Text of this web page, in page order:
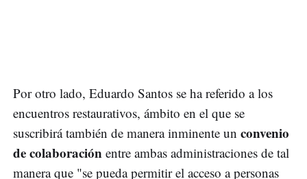
Por otro lado, Eduardo Santos se ha referido a los
encuentros restaurativos, ámbito en el que se
suscribirá también de manera inminente un convenio
de colaboración entre ambas administraciones de tal
manera que "se pueda permitir el acceso a personas